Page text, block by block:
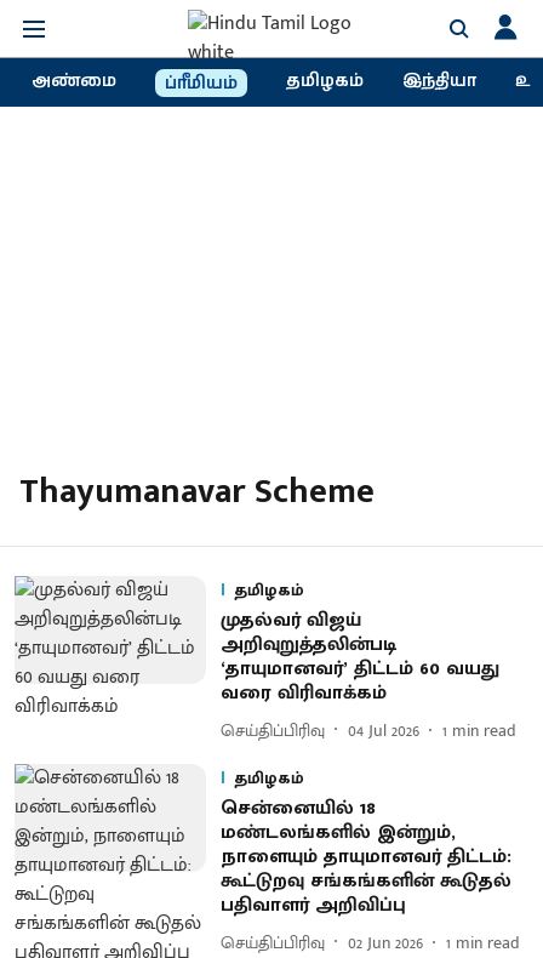
அண்மை ப்ரீமியம் தமிழகம் இந்தியா
Thayumanavar Scheme
தமிழகம்
முதல்வர் விஜய்
அறிவுறுத்தலின்படி
‘தாயுமானவர்’ திட்டம் 60 வயது
வரை விரிவாக்கம்
செய்திப்பிரிவு 04 Jul 2026 1 min read
தமிழகம்
சென்னையில் 18
மண்டலங்களில் இன்றும்,
நாளையும் தாயுமானவர் திட்டம்:
கூட்டுறவு சங்கங்களின் கூடுதல்
பதிவாளர் அறிவிப்பு
செய்திப்பிரிவு 02 Jun 2026 1 min read